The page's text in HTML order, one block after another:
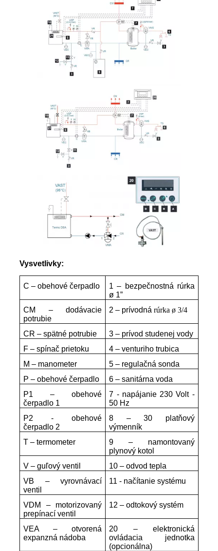
Vysvetlivky:
C – obehové čerpadlo
1 – bezpečnostná rúrka
ø 1”
CM – dodávacie
potrubie
2 – prívodnárúrka ø 3/4
CR – spätné potrubie
3 – prívod studenej vody
F – spínač prietoku
4 – venturiho trubica
M – manometer
5 – regulačná sonda
P – obehové čerpadlo
6 – sanitárna voda
P1 – obehové
čerpadlo 1
7 - napájanie 230 Volt -
50 Hz
P2 - obehové
čerpadlo 2
8 – 30 platňový
výmenník
T – termometer
9 – namontovaný
plynový kotol
V – guľový ventil
10 – odvod tepla
VB – vyrovnávací
ventil
11 - načítanie systému
VDM – motorizovaný
prepínací ventil
12 – odtokový systém
VEA – otvorená
expanzná nádoba
20 – elektronická
ovládacia jednotka
(opcionálna)